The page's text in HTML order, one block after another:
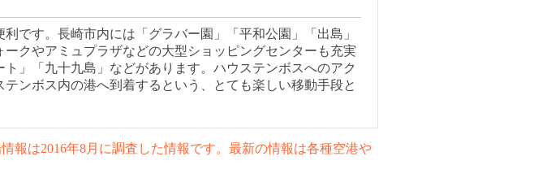
です。長崎市内には「グラバー園」「平和公園」「出島」
クやアミュプラザなどの大型ショッピングセンターも充実
」「九十九島」などがあります。ハウステンボスへのアク
ンボス内の港へ到着するという、とても楽しい移動手段と
は2016年8月に調査した情報です。最新の情報は各種空港や